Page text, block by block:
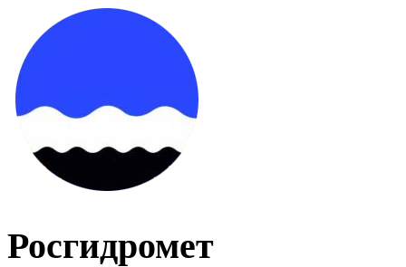
Росгидромет